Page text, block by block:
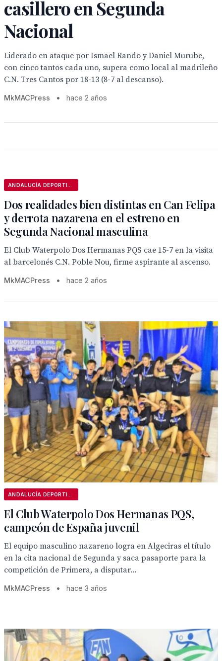
casillero en Segunda
Nacional
Liderado en ataque por Ismael Rando y Daniel Murube,
con cinco tantos cada uno, supera como local al madrileño
C.N. Tres Cantos por 18-13 (8-7 al descanso).
MkMACPress • hace 2 años
Dos realidades bien distintas en Can Felipa
y derrota nazarena en el estreno en
Segunda Nacional masculina
El Club Waterpolo Dos Hermanas PQS cae 15-7 en la visita
al barcelonés C.N. Poble Nou, firme aspirante al ascenso.
MkMACPress • hace 2 años
El Club Waterpolo Dos Hermanas PQS,
campeón de España juvenil
El equipo masculino nazareno logra en Algeciras el título
en la cita nacional de Segunda y saca pasaporte para la
competición de Primera, a disputar...
MkMACPress • hace 3 años